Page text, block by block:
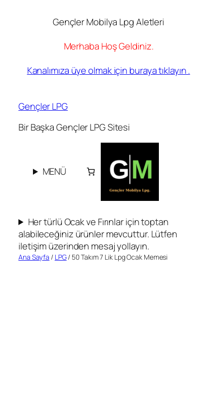
Gençler Mobilya Lpg Aletleri
Merhaba Hoş Geldiniz.
Kanalımıza üye olmak için buraya tıklayın .
Gençler LPG
Bir Başka Gençler LPG Sitesi
MENÜ
Her türlü Ocak ve Fırınlar için toptan
alabileceğiniz ürünler mevcuttur. Lütfen
iletişim üzerinden mesaj yollayın.
Ana Sayfa / LPG/ 50 Takım 7 Lik Lpg Ocak Memesi